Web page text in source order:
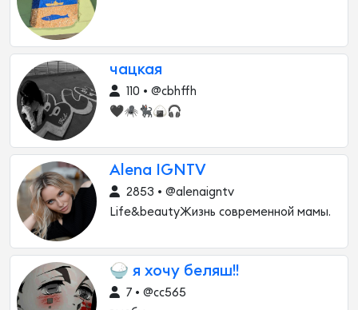
чацкая
110 • @cbhffh
🖤🕷🐈‍⬛🍙🎧
Alena IGNTV
2853 • @alenaigntv
Life&beautyЖизнь современной мамы.
🍚 я хочу беляш!!
7 • @cc565